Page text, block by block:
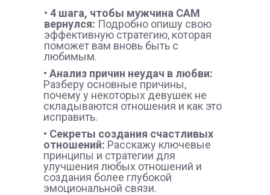
• Секреты создания счастливых
отношений: Расскажу ключевые
принципы и стратегии для
улучшения любых отношений и
создания более глубокой
эмоциональной связи.
• Анализ причин неудач в любви:
Разберу основные причины,
почему у некоторых девушек не
складываются отношения и как это
исправить.
• 4 шага, чтобы мужчина САМ
вернулся: Подробно опишу свою
эффективную стратегию, которая
поможет вам вновь быть с
любимым.